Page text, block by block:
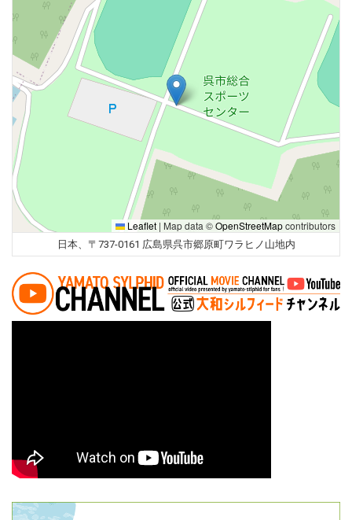
Leaflet | Map data ©OpenStreetMapcontributors
日本、〒737-0161 広島県呉市郷原町ワラヒノ山地内
投稿ナビゲーション